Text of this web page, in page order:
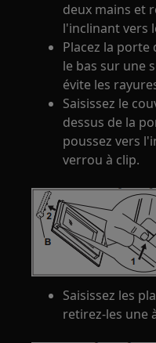
deux mains et
l'inclinant vers
Placez la
le bas sur une
évite les
Saisissez le
dessus de la
poussez vers
verrou à clip.
Saisissez les
retirez-les une